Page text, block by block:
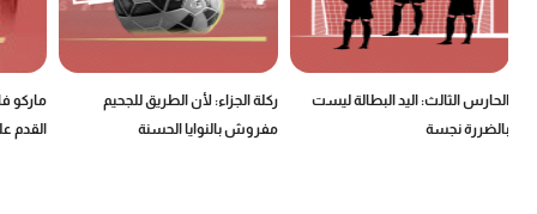
الحارس الثالث: اليد البطالة ليست
بالضررة نجسة
ركلة الجزاء: لأن الطريق للجحيم
مفروش بالنوايا الحسنة
ماركو
القدم